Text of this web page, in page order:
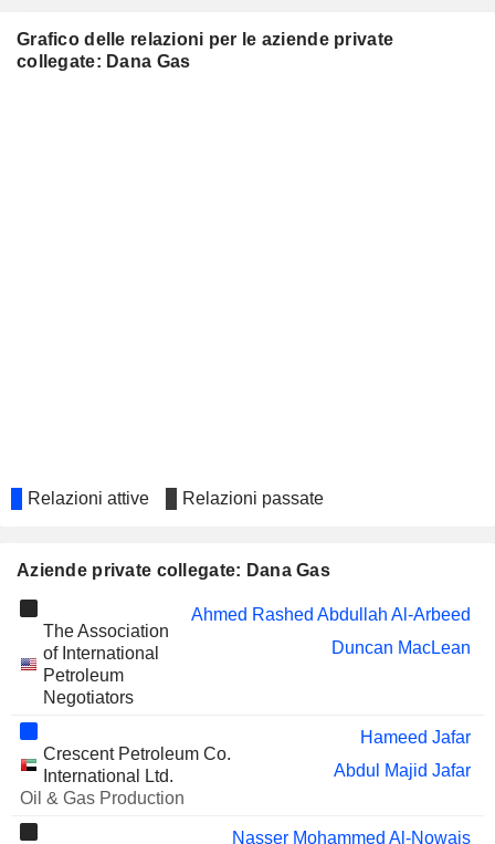
INDUSTRIAL DEVELOPMENT CO.
Omar Al Mulla
COMPANY
SAUDI LIME INDUSTRIES
OMAN ARAB BANK SAOG
UNITED OIL & GAS PLC
Iman Hill
RIYAL INVESTMENT AND
DEVELOPMENT COMPANY
Salah Al-Qahtani
Grafico delle relazioni per le aziende private
collegate: Dana Gas
Relazioni attive Relazioni passate
Aziende private collegate: Dana Gas
The Association
of International
Petroleum
Negotiators
Ahmed Rashed Abdullah Al-Arbeed
Duncan MacLean
Crescent Petroleum Co.
International Ltd.
Oil & Gas Production
Hameed Jafar
Abdul Majid Jafar
Nasser Mohammed Al-Nowais